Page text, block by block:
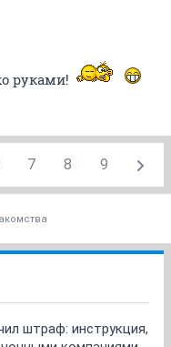
руками!
7 8 9
штраф: инструкция,